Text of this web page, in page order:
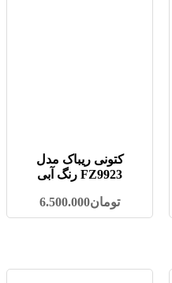
کتونی ریباک مدل
FZ9923 رنگ آبی
تومان6.500.000